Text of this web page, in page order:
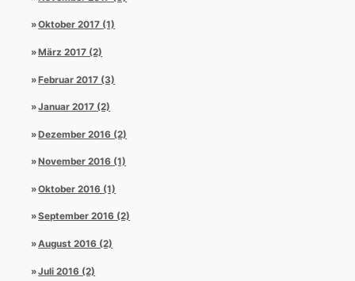
Oktober 2017 (1)
März 2017 (2)
Februar 2017 (3)
Januar 2017 (2)
Dezember 2016 (2)
November 2016 (1)
Oktober 2016 (1)
September 2016 (2)
August 2016 (2)
Juli 2016 (2)